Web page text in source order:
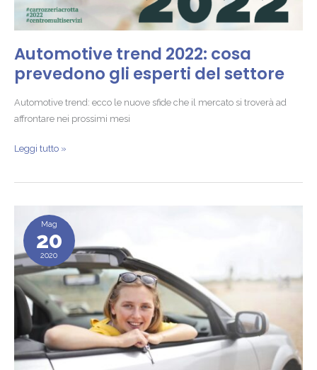
Automotive trend 2022: cosa
prevedono gli esperti del settore
Automotive trend: ecco le nuove sfide che il mercato si troverà ad
affrontare nei prossimi mesi
Leggi tutto »
Mag
20
2020
Carrozzeria
fiduciaria:
risparmia
tempo
e
denaro
con
quella
giusta!